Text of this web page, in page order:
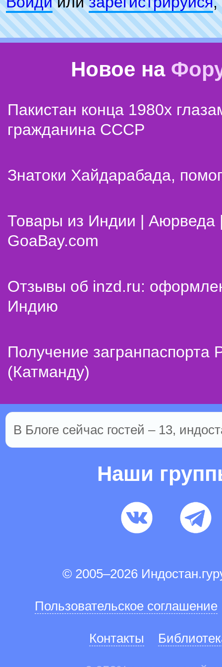
Новое на
Пакистан конца 1980х
гражданина СССР
Знатоки Хайдарабада,
Товары из Индии | Аюрведа
GoaBay.com
Отзывы об inzd.ru:
Индию
Получение
(Катманду)
В Блоге сейчас гостей – 13,
Наши
© 2005–2026
Пользовательское соглашение
Контакты